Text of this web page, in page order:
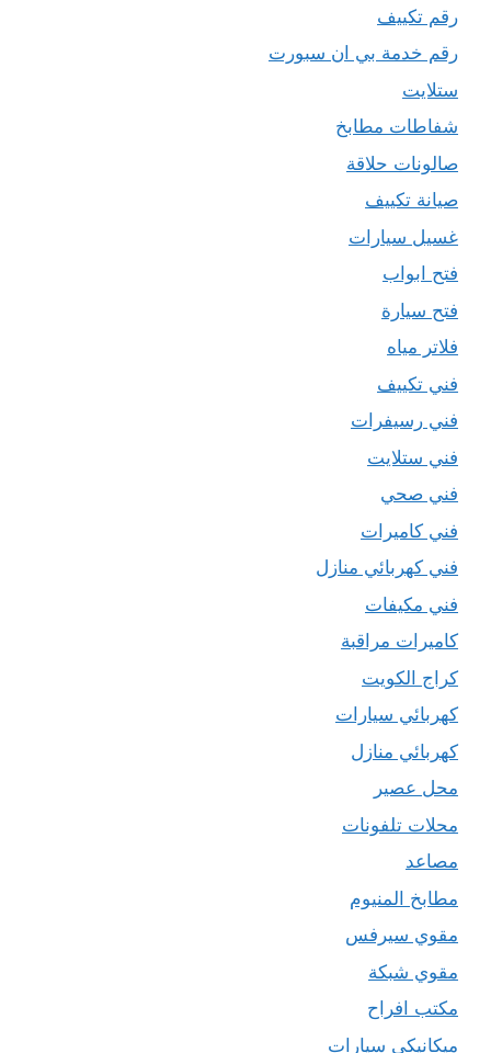
رقم تكييف
رقم خدمة بي ان سبورت
ستلايت
شفاطات مطابخ
صالونات حلاقة
صيانة تكييف
غسيل سيارات
فتح ابواب
فتح سيارة
فلاتر مياه
فني تكييف
فني رسيفرات
فني ستلايت
فني صحي
فني كاميرات
فني كهربائي منازل
فني مكيفات
كاميرات مراقبة
كراج الكويت
كهربائي سيارات
كهربائي منازل
محل عصير
محلات تلفونات
مصاعد
مطابخ المنيوم
مقوي سيرفس
مقوي شبكة
مكتب افراح
ميكانيكي سيارات